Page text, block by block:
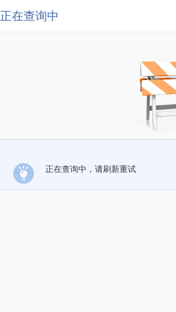
正在查询中
正在查询中，请刷新重试